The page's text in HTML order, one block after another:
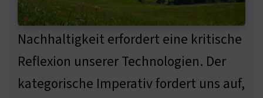
Nachhaltigkeit erfordert eine kritische
Reflexion unserer Technologien. Der
kategorische Imperativ fordert uns auf,